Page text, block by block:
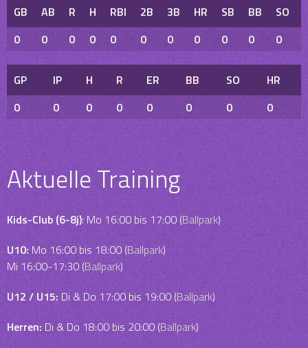
GB AB R H RBI 2B 3B HR SB BB SO
0
0 0 0 0 0 0 0 0 0 0
GP IP H R ER BB SO
HR
0
0 0 0 0 0 0 0
Aktuelle Training
Kids-Club (6-8j): Mo 16:00 bis 17:00 (Ballpark)
U10:Mo 16:00 bis 18:00 (Ballpark)
Mi 16:00-17:30 (Ballpark)
U12 / U15: Di & Do 17:00 bis 19:00 (Ballpark)
Herren:Di & Do 18:00 bis 20:00 (Ballpark)